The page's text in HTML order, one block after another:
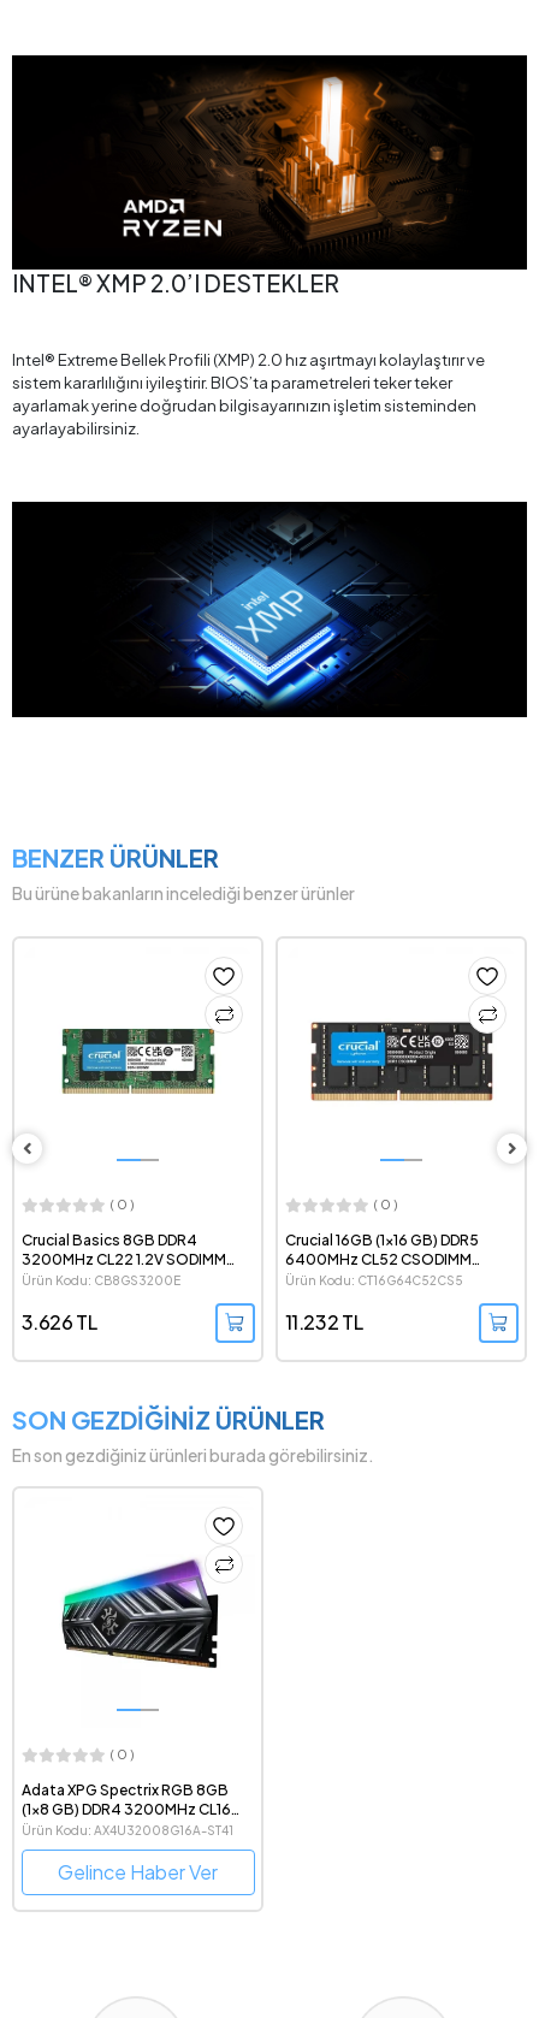
INTEL® XMP 2.0’I DESTEKLER
Intel® Extreme Bellek Profili (XMP) 2.0 hız aşırtmayı kolaylaştırır ve
sistem kararlılığını iyileştirir. BIOS’ta parametreleri teker teker
ayarlamak yerine doğrudan bilgisayarınızın işletim sisteminden
ayarlayabilirsiniz.
BENZER ÜRÜNLER
Bu ürüne bakanların incelediği benzer ürünler
( 0 )
Crucial Basics 8GB DDR4
3200MHz CL22 1.2V SODIMM
Notebook Ram - CB8GS3200E
Ürün Kodu: CB8GS3200E
3.626 TL
( 0 )
Crucial 16GB (1x16 GB) DDR5
6400MHz CL52 CSODIMM
Notebook Ram -
Ürün Kodu: CT16G64C52CS5
11.232 TL
SON GEZDİĞİNİZ ÜRÜNLER
En son gezdiğiniz ürünleri burada görebilirsiniz.
( 0 )
Adata XPG Spectrix RGB 8GB
(1x8 GB) DDR4 3200MHz CL16
Ram - AX4U32008G16A-ST41
Ürün Kodu: AX4U32008G16A-ST41
Gelince Haber Ver